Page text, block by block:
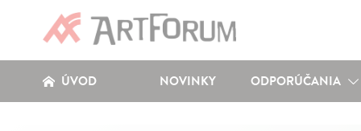
ÚVOD NOVINKY ODPORÚČANIA